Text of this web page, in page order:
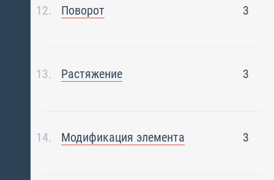
Поворот 3
Растяжение 3
Модификация элемента 3